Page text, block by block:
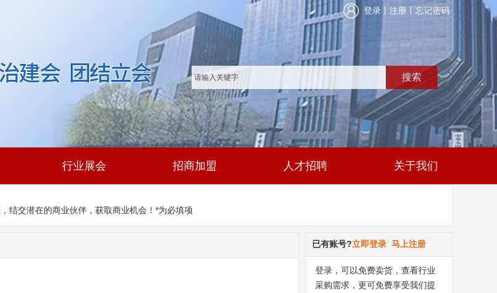
登录 注册 忘记密码
搜索
行业展会 招商加盟 人才招聘 关于我们
结交潜在的商业伙伴，获取商业机会！ *为必填项
已有账号?立即登录 马上注册
登录，可以免费卖货，查看行业
采购需求，更可免费享受我们提